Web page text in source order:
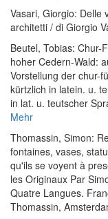
Vasari, Giorgio: Delle
architetti / di Giorgio
Beutel, Tobias: Chur-
hoher Cedern-Wald:
Vorstellung der chur-
kürtzlich in latein. u.
in lat. u. teutscher
Mehr
Thomassin, Simon:
fontaines, vases,
qu'ils se voyent à
les Originaux Par
Quatre Langues.
Thomassin,